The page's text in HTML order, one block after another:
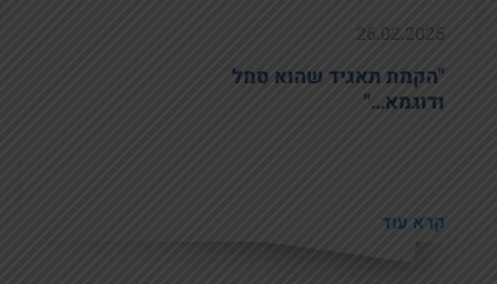
26.02.2025
"הקמת תאגיד שהוא סמל
ודוגמא…"
קרא עוד